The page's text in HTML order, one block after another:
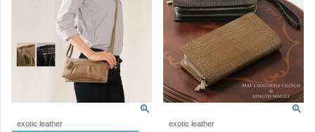
exotic leather
exotic leather